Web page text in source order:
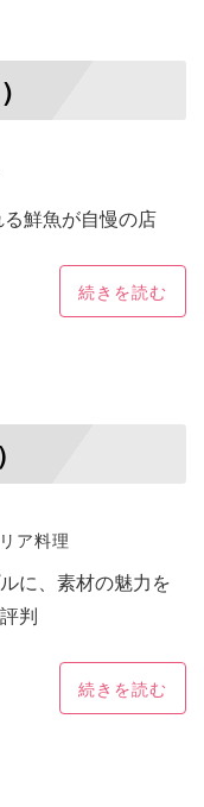
鮮魚が自慢の店
続きを読む
ア料理
に、素材の魅力を
判
続きを読む